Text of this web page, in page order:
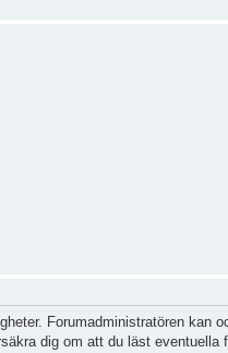
Forumadministratören kan
dig om att du läst eventuella